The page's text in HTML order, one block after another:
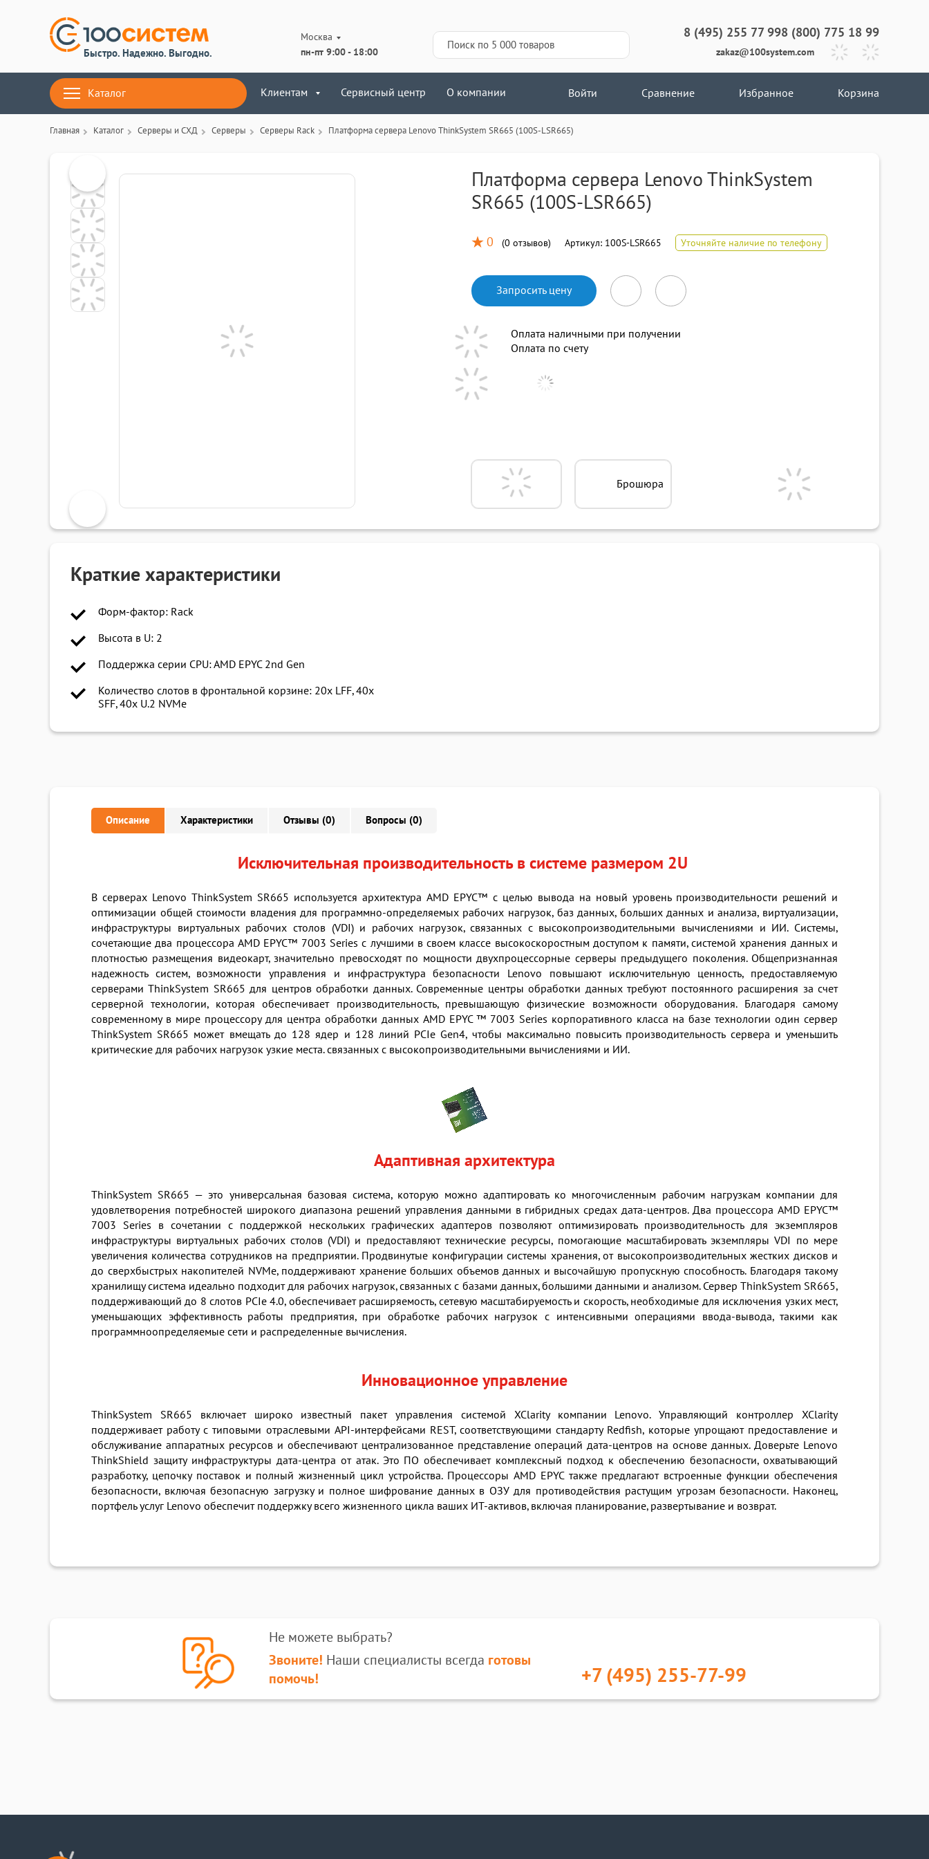
Быстро. Надежно. Выгодно.
Москва
пн-пт 9:00 - 18:00
8 (495) 255 77 998 (800) 775 18 99
zakaz@100system.com
Каталог Клиентам Сервисный центр О компании Войти Сравнение Избранное Корзина
Главная Каталог Серверы и СХД Серверы Серверы Rack Платформа сервера Lenovo ThinkSystem SR665 (100S-LSR665)
Платформа сервера Lenovo ThinkSystem
SR665 (100S-LSR665)
0 (0 отзывов) Артикул: 100S-LSR665 Уточняйте наличие по телефону
Запросить цену
Оплата наличными при получении
Оплата по счету
Брошюра
Краткие характеристики
Форм-фактор: Rack
Высота в U: 2
Поддержка серии CPU: AMD EPYC 2nd Gen
Количество слотов в фронтальной корзине: 20x LFF, 40x
SFF, 40x U.2 NVMe
Описание Характеристики Отзывы (0) Вопросы (0)
Исключительная производительность в системе размером 2U
В серверах Lenovo ThinkSystem SR665 используется архитектура AMD EPYC™ с целью вывода на новый уровень производительности решений и
оптимизации общей стоимости владения для программно-определяемых рабочих нагрузок, баз данных, больших данных и анализа, виртуализации,
инфраструктуры виртуальных рабочих столов (VDI) и рабочих нагрузок, связанных с высокопроизводительными вычислениями и ИИ. Системы,
сочетающие два процессора AMD EPYC™ 7003 Series с лучшими в своем классе высокоскоростным доступом к памяти, системой хранения данных и
плотностью размещения видеокарт, значительно превосходят по мощности двухпроцессорные серверы предыдущего поколения. Общепризнанная
надежность систем, возможности управления и инфраструктура безопасности Lenovo повышают исключительную ценность, предоставляемую
серверами ThinkSystem SR665 для центров обработки данных. Современные центры обработки данных требуют постоянного расширения за счет
серверной технологии, которая обеспечивает производительность, превышающую физические возможности оборудования. Благодаря самому
современному в мире процессору для центра обработки данных AMD EPYC ™ 7003 Series корпоративного класса на базе технологии один сервер
ThinkSystem SR665 может вмещать до 128 ядер и 128 линий PCIe Gen4, чтобы максимально повысить производительность сервера и уменьшить
критические для рабочих нагрузок узкие места. связанных с высокопроизводительными вычислениями и ИИ.
Адаптивная архитектура
ThinkSystem SR665 — это универсальная базовая система, которую можно адаптировать ко многочисленным рабочим нагрузкам компании для
удовлетворения потребностей широкого диапазона решений управления данными в гибридных средах дата-центров. Два процессора AMD EPYC™
7003 Series в сочетании с поддержкой нескольких графических адаптеров позволяют оптимизировать производительность для экземпляров
инфраструктуры виртуальных рабочих столов (VDI) и предоставляют технические ресурсы, помогающие масштабировать экземпляры VDI по мере
увеличения количества сотрудников на предприятии. Продвинутые конфигурации системы хранения, от высокопроизводительных жестких дисков и
до сверхбыстрых накопителей NVMe, поддерживают хранение больших объемов данных и высочайшую пропускную способность. Благодаря такому
хранилищу система идеально подходит для рабочих нагрузок, связанных с базами данных, большими данными и анализом. Сервер ThinkSystem SR665,
поддерживающий до 8 слотов PCIe 4.0, обеспечивает расширяемость, сетевую масштабируемость и скорость, необходимые для исключения узких мест,
уменьшающих эффективность работы предприятия, при обработке рабочих нагрузок с интенсивными операциями ввода-вывода, такими как
программноопределяемые сети и распределенные вычисления.
Инновационное управление
ThinkSystem SR665 включает широко известный пакет управления системой XClarity компании Lenovo. Управляющий контроллер XClarity
поддерживает работу с типовыми отраслевыми API-интерфейсами REST, соответствующими стандарту Redfish, которые упрощают предоставление и
обслуживание аппаратных ресурсов и обеспечивают централизованное представление операций дата-центров на основе данных. Доверьте Lenovo
ThinkShield защиту инфраструктуры дата-центра от атак. Это ПО обеспечивает комплексный подход к обеспечению безопасности, охватывающий
разработку, цепочку поставок и полный жизненный цикл устройства. Процессоры AMD EPYC также предлагают встроенные функции обеспечения
безопасности, включая безопасную загрузку и полное шифрование данных в ОЗУ для противодействия растущим угрозам безопасности. Наконец,
портфель услуг Lenovo обеспечит поддержку всего жизненного цикла ваших ИТ-активов, включая планирование, развертывание и возврат.
Не можете выбрать?
Звоните! Наши специалисты всегда готовы
помочь!
+7 (495) 255-77-99